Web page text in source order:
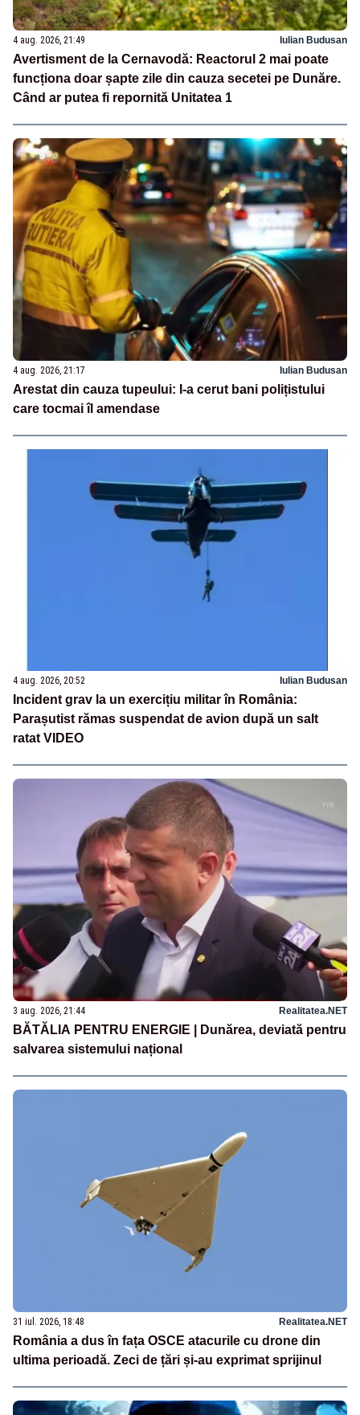
4 aug. 2026, 21:49 Iulian Budusan
Avertisment de la Cernavodă: Reactorul 2 mai poate
funcționa doar șapte zile din cauza secetei pe Dunăre.
Când ar putea fi repornită Unitatea 1
4 aug. 2026, 21:17 Iulian Budusan
Arestat din cauza tupeului: I-a cerut bani polițistului
care tocmai îl amendase
4 aug. 2026, 20:52 Iulian Budusan
Incident grav la un exercițiu militar în România:
Parașutist rămas suspendat de avion după un salt
ratat VIDEO
3 aug. 2026, 21:44 Realitatea.NET
BĂTĂLIA PENTRU ENERGIE | Dunărea, deviată pentru
salvarea sistemului național
31 iul. 2026, 18:48 Realitatea.NET
România a dus în fața OSCE atacurile cu drone din
ultima perioadă. Zeci de țări și-au exprimat sprijinul